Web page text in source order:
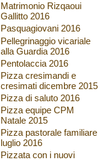
Matrimonio Rizqaoui
Gallitto 2016
Pasquagiovani 2016
Pellegrinaggio vicariale
alla Guardia 2016
Pentolaccia 2016
Pizza cresimandi e
cresimati dicembre 2015
Pizza di saluto 2016
Pizza equipe CPM
Natale 2015
Pizza pastorale familiare
luglio 2016
Pizzata con i nuovi